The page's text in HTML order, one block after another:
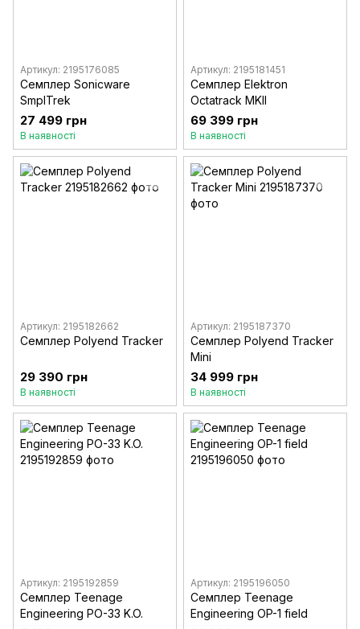
Артикул: 2195176085
Семплер Sonicware
SmplTrek
27 499 грн
В наявності
Артикул: 2195181451
Семплер Elektron
Octatrack MKII
69 399 грн
В наявності
Артикул: 2195182662
Семплер Polyend Tracker
29 390 грн
В наявності
Артикул: 2195187370
Семплер Polyend Tracker
Mini
34 999 грн
В наявності
Артикул: 2195192859
Семплер Teenage
Engineering PO-33 K.O.
Артикул: 2195196050
Семплер Teenage
Engineering OP-1 field